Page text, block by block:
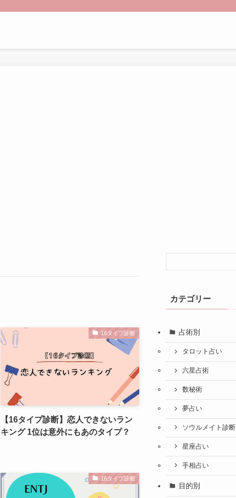
16タイプ診断
【16タイプ診断】恋人できないラン
キング 1位は意外にもあのタイプ？
16タイプ診断
カテゴリー
占術別
タロット占い
六星占術
数秘術
夢占い
ソウルメイト診断
星座占い
手相占い
目的別